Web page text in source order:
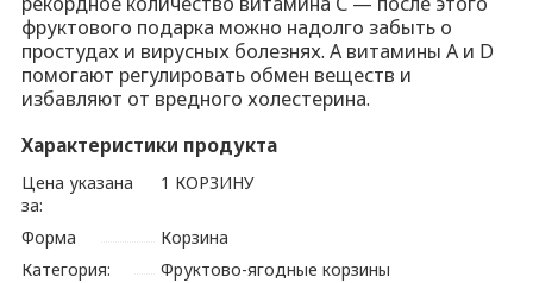
фруктового подарка можно надолго забыть о
простудах и вирусных болезнях. А витамины А и D
помогают регулировать обмен веществ и
избавляют от вредного холестерина.
Характеристики продукта
Цена указана
за:
1 КОРЗИНУ
Форма
Корзина
Категория:
Фруктово-ягодные корзины